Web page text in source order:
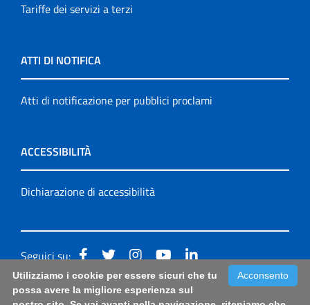
Tariffe dei servizi a terzi
ATTI DI NOTIFICA
Atti di notificazione per pubblici proclami
ACCESSIBILITÀ
Dichiarazione di accessibilità
Seguici su:
Accessibilità: form di segnalazione di prima istanza per
Acconsento
Utilizziamo i cookie per essere sicuri che tu
possa avere la migliore esperienza sul